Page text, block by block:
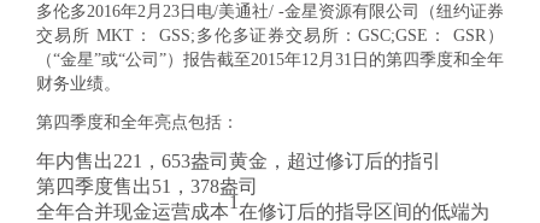
多伦多2016年2月23日电/美通社/ -金星资源有限公司（纽约证券
交易所 MKT： GSS;多伦多证券交易所：GSC;GSE： GSR）
（“金星”或“公司”）报告截至2015年12月31日的第四季度和全年
财务业绩。
第四季度和全年亮点包括：
年内售出221，653盎司黄金，超过修订后的指引
第四季度售出51，378盎司
全年合并现金运营成本1在修订后的指导区间的低端为